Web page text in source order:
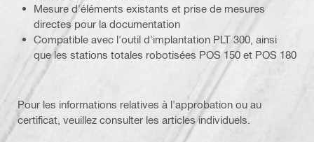
Mesure d'éléments existants et prise de mesures
directes pour la documentation
Compatible avec l'outil d'implantation PLT 300, ainsi
que les stations totales robotisées POS 150 et POS 180
Pour les informations relatives à l'approbation ou au
certificat, veuillez consulter les articles individuels.